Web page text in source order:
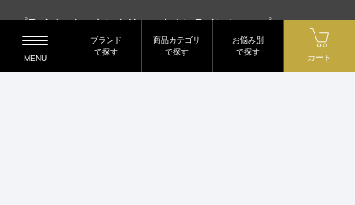
プライベートスキンクリニックオンラインショップ
〒540-0012 大阪府大阪市中央区谷町2-7-4
MENU
ブランド
で探す
商品カテゴリ
で探す
お悩み別
で探す
カート